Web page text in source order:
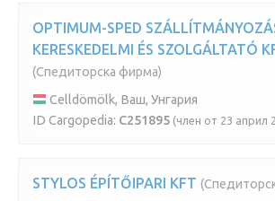
OPTIMUM-SPED
KERESKEDELMI ÉS SZOLGÁLTATÓ
(Спедиторска фирма)
Celldömölk, Ваш, Унгария
ID Cargopedia: C251895 (член от 23 април
STYLOS ÉPÍTŐIPARI KFT